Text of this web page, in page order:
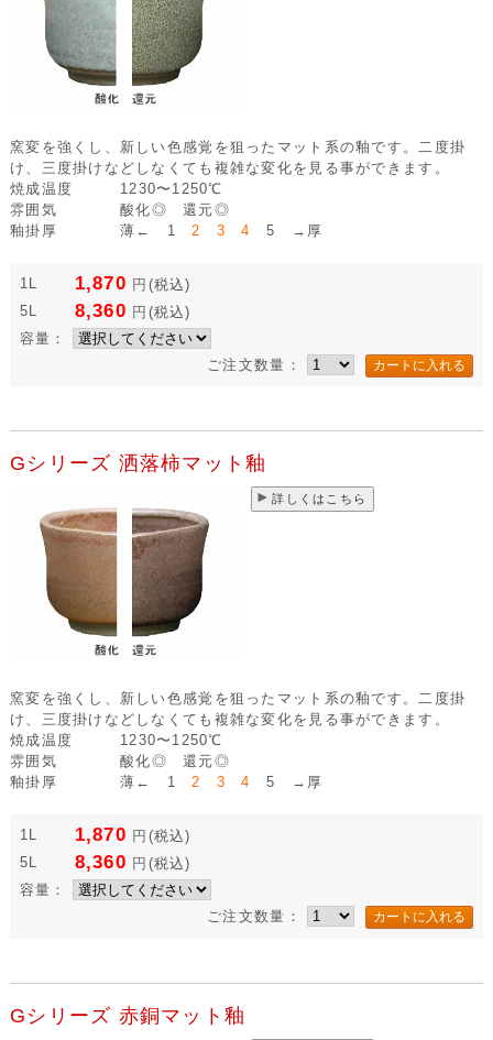
窯変を強くし、新しい色感覚を狙ったマット系の釉です。二度掛
け、三度掛けなどしなくても複雑な変化を見る事ができます。
焼成温度
1230〜1250℃
雰囲気
酸化◎ 還元◎
釉掛厚
薄← 12 3 4 5 →厚
1L 1,870 円 (税込)
5L
8,360 円 (税込)
容量：
ご注文数量：
Gシリーズ 洒落柿マット釉
詳しくはこちら
窯変を強くし、新しい色感覚を狙ったマット系の釉です。二度掛
け、三度掛けなどしなくても複雑な変化を見る事ができます。
焼成温度
1230〜1250℃
雰囲気
酸化◎ 還元◎
釉掛厚
薄← 12 3 4 5 →厚
1L 1,870 円 (税込)
5L
8,360 円 (税込)
容量：
ご注文数量：
Gシリーズ 赤銅マット釉